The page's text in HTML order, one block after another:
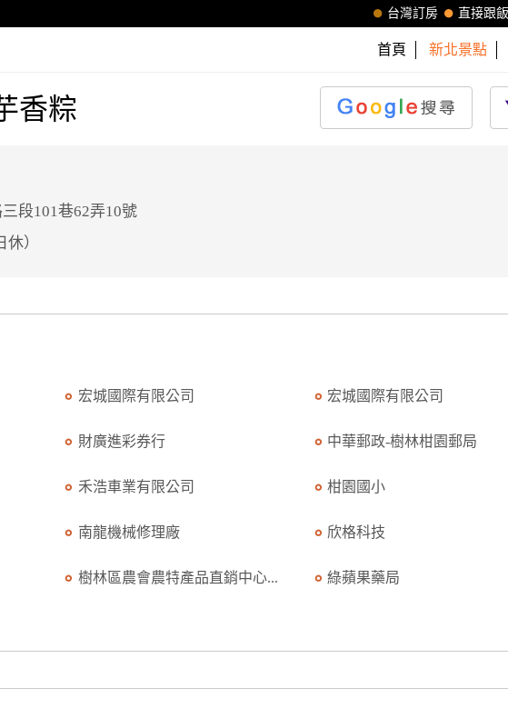
直接跟
台灣訂房
首頁 新北景點
香粽
段101巷62弄10號
）
宏城國際有限公司 宏城國際有限公司
財廣進彩券行 中華郵政-樹林柑園郵局
禾浩車業有限公司 柑園國小
南龍機械修理廠 欣格科技
樹林區農會農特產品直銷中心... 綠蘋果藥局